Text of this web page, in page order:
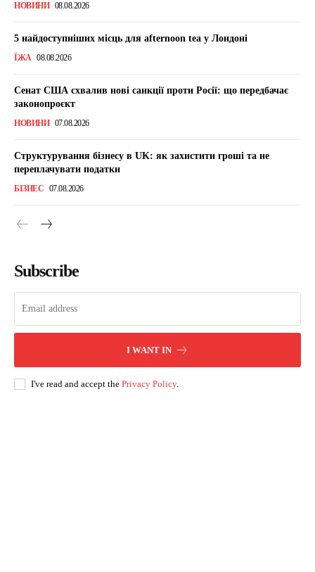
НОВИНИ 08.08.2026
5 найдоступніших місць для afternoon tea у Лондоні
ЇЖА 08.08.2026
Сенат США схвалив нові санкції проти Росії: що передбачає
законопроєкт
НОВИНИ 07.08.2026
Структурування бізнесу в UK: як захистити гроші та не
переплачувати податки
БІЗНЕС 07.08.2026
Subscribe
I WANT IN
I've read and accept the Privacy Policy.